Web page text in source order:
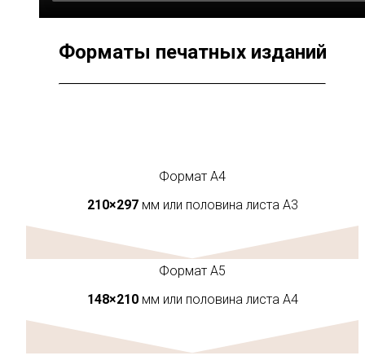
Форматы печатных изданий
Формат А4
210×297мм или половина листа А3
Формат А5
148×210мм или половина листа А4